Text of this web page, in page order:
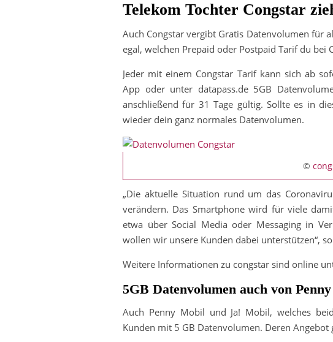
Telekom Tochter Congstar
Auch Congstar vergibt Gratis Datenvolumen für
egal, welchen Prepaid oder Postpaid Tarif du bei
Jeder mit einem Congstar Tarif kann sich ab
App oder unter datapass.de 5GB
anschließend für 31 Tage gültig. Sollte es in
wieder dein ganz normales Datenvolumen.
©
„Die aktuelle Situation rund um das
verändern. Das Smartphone wird für viele
etwa über Social Media oder Messaging in
wollen wir unsere Kunden dabei unterstützen“,
Weitere Informationen zu congstar sind online
5GB Datenvolumen auch von
Auch Penny Mobil und Ja! Mobil, welches
Kunden mit 5 GB Datenvolumen. Deren